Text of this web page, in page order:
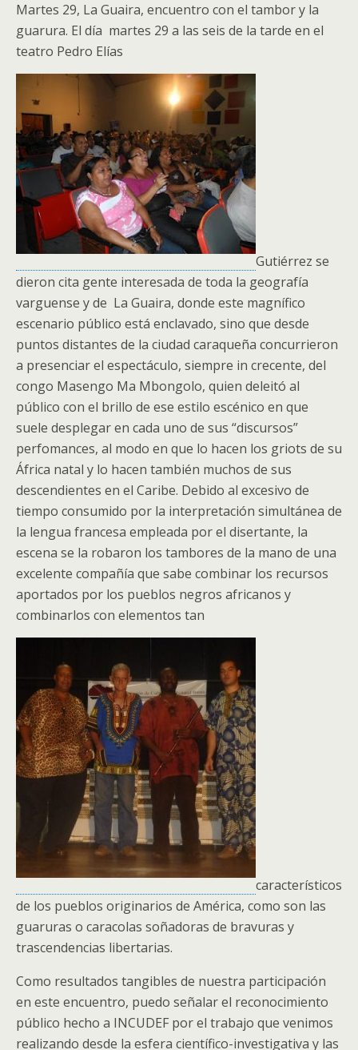
Martes 29, La Guaira, encuentro con el tambor y la
guarura. El día martes 29 a las seis de la tarde en el
teatro Pedro Elías
Gutiérrez se
dieron cita gente interesada de toda la geografía
varguense y de La Guaira, donde este magnífico
escenario público está enclavado, sino que desde
puntos distantes de la ciudad caraqueña concurrieron
a presenciar el espectáculo, siempre in crecente, del
congo Masengo Ma Mbongolo, quien deleitó al
público con el brillo de ese estilo escénico en que
suele desplegar en cada uno de sus “discursos”
perfomances, al modo en que lo hacen los griots de su
África natal y lo hacen también muchos de sus
descendientes en el Caribe. Debido al excesivo de
tiempo consumido por la interpretación simultánea de
la lengua francesa empleada por el disertante, la
escena se la robaron los tambores de la mano de una
excelente compañía que sabe combinar los recursos
aportados por los pueblos negros africanos y
combinarlos con elementos tan
característicos
de los pueblos originarios de América, como son las
guaruras o caracolas soñadoras de bravuras y
trascendencias libertarias.
Como resultados tangibles de nuestra participación
en este encuentro, puedo señalar el reconocimiento
público hecho a INCUDEF por el trabajo que venimos
realizando desde la esfera científico-investigativa y las